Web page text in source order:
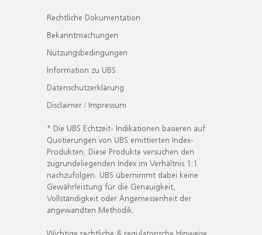
Rechtliche Dokumentation
Bekanntmachungen
Nutzungsbedingungen
Information zu UBS
Datenschutzerklärung
Disclaimer / Impressum
* Die UBS Echtzeit- Indikationen basieren auf
Quotierungen von UBS emittierten Index-
Produkten. Diese Produkte versuchen den
zugrundeliegenden Index im Verhältnis 1:1
nachzufolgen. UBS übernimmt dabei keine
Gewährleistung für die Genauigkeit,
Vollständigkeit oder Angemessenheit der
angewandten Methodik.